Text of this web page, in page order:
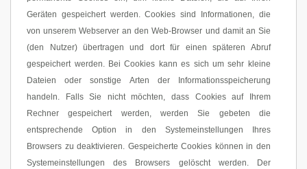
Geräten gespeichert werden. Cookies sind Informationen, die
von unserem Webserver an den Web-Browser und damit an Sie
(den Nutzer) übertragen und dort für einen späteren Abruf
gespeichert werden. Bei Cookies kann es sich um sehr kleine
Dateien oder sonstige Arten der Informationsspeicherung
handeln. Falls Sie nicht möchten, dass Cookies auf Ihrem
Rechner gespeichert werden, werden Sie gebeten die
entsprechende Option in den Systemeinstellungen Ihres
Browsers zu deaktivieren. Gespeicherte Cookies können in den
Systemeinstellungen des Browsers gelöscht werden. Der